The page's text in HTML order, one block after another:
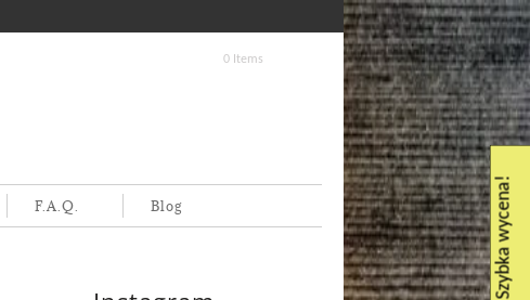
0 Items
F.A.Q. Blog Szybka wycena!